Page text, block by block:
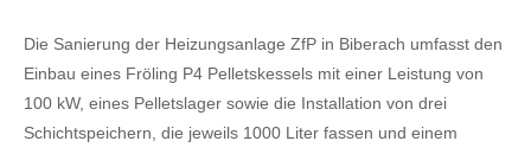
Die Sanierung der Heizungsanlage ZfP in Biberach umfasst den
Einbau eines Fröling P4 Pelletskessels mit einer Leistung von
100 kW, eines Pelletslager sowie die Installation von drei
Schichtspeichern, die jeweils 1000 Liter fassen und einem